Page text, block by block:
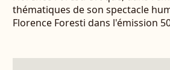
thématiques de son spectacle
Florence Foresti dans l'émission